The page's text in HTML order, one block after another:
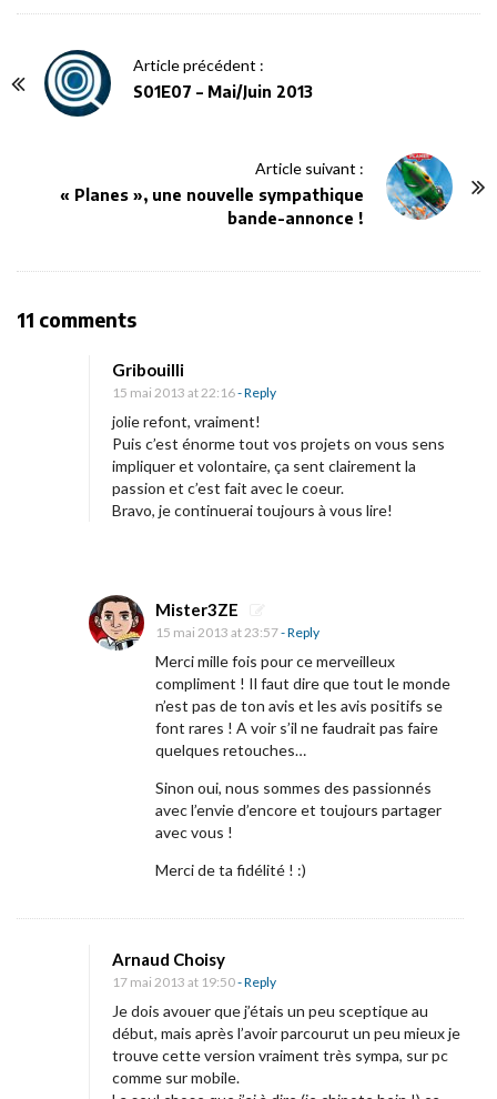
Article précédent :
S01E07 – Mai/Juin 2013
Article suivant :
« Planes », une nouvelle sympathique
bande-annonce !
11 commentsO
L
f
t
i
r
a
l
n
n
i
n
Gribouilli
15 mai 2013 at 22:16- Reply
jolie refont, vraiment!
Puis c’est énorme tout vos projets on vous sens
impliquer et volontaire, ça sent clairement la
passion et c’est fait avec le coeur.
Bravo, je continuerai toujours à vous lire!
Mister3ZE
15 mai 2013 at 23:57- Reply
Merci mille fois pour ce merveilleux
compliment ! Il faut dire que tout le monde
n’est pas de ton avis et les avis positifs se
font rares ! A voir s’il ne faudrait pas faire
quelques retouches…
Sinon oui, nous sommes des passionnés
avec l’envie d’encore et toujours partager
avec vous !
Merci de ta fidélité ! :)
Arnaud Choisy
17 mai 2013 at 19:50- Reply
Je dois avouer que j’étais un peu sceptique au
début, mais après l’avoir parcourut un peu mieux je
trouve cette version vraiment très sympa, sur pc
comme sur mobile.